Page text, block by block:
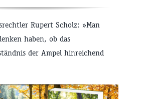
Rupert Scholz: »Man
haben, ob das
der Ampel hinreichend